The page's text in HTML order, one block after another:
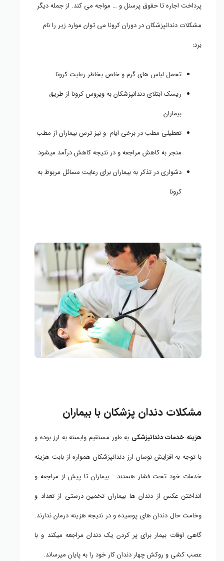
پرداخت اجاره تا حقوق پرسنل و … مواجه می کند. از جمله دیگر
مشکلات دندانپزشکان در دوران کرونا می توان موارد زیر را نام
برد:
تحمل لباس های گرم و خاص بخاطر رعایت کرونا
ریسک ابتلای دندانپزشکان به ویروس کرونا از طریق
بیماران
تعطیلی مطب در برخی ایام و نیز ترس بیماران از مطب
منجر به کاهش مراجعه و در نتیجه کاهش درآمد میشود
دشواری در تذکر به بیماران برای رعایت مسائل مربوط به
کرونا
مشکلات دندان پزشکان با بیماران
هزینه خدمات دندانپزشکی به طور مستقیم وابسته به ارز بوده و
با توجه به افزایش نوسان ارز دندانپزشکان همواره از بابت هزینه
خدمات خود تحت فشار هستند. بیماران تا پیش از مراجعه و
انداختن عکس از دندان ها بیماران تخمین درستی از تعداد و
وخامت حال دندان های پوسیده و در نتیجه هزینه درمان ندارند.
گاهی اوقات بیمار برای پر کردن یک دندان مراجعه میکند و با
عصب کشی و روکش چهار دندان کار خود را به پایان میرساند.